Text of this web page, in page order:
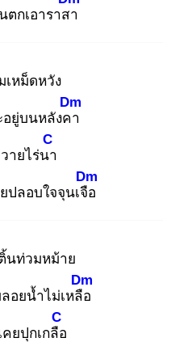
กเอาราสา
เหม็ดหวัง
อยู่บนหลังคา
Dm
ายไร่นา
C
ปลอบใจจุนเจือ
Dm
นท่วมหม้าย
ลอยน้ำไม่เหลือ
Dm
ยปุกเกลือ
C